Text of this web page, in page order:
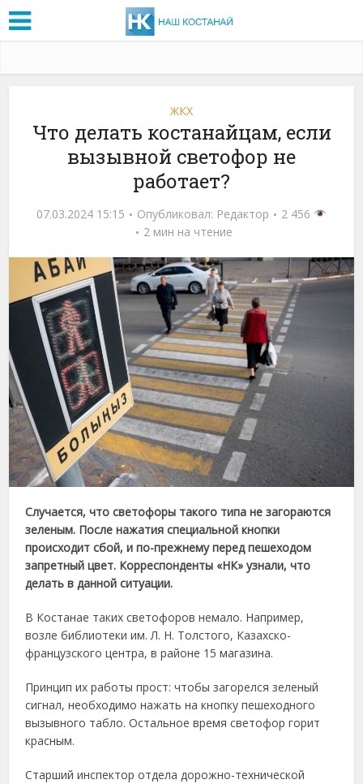
ЖКХ
Что делать костанайцам, если
вызывной светофор не
работает?
07.03.2024 15:15 Опубликовал: Редактор
2 456
2 мин на чтение
Случается, что светофоры такого типа не загораются
зеленым. После нажатия специальной кнопки
происходит сбой, и по-прежнему перед пешеходом
запретный цвет. Корреспонденты «НК» узнали, что
делать в данной ситуации.
В Костанае таких светофоров немало. Например,
возле библиотеки им. Л. Н. Толстого, Казахско-
французского центра, в районе 15 магазина.
Принцип их работы прост: чтобы загорелся зеленый
сигнал, необходимо нажать на кнопку пешеходного
вызывного табло. Остальное время светофор горит
красным.
Старший инспектор отдела дорожно-технической